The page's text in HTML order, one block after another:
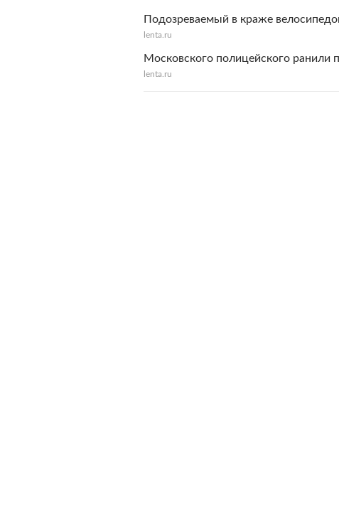
Подозреваемый в краже
lenta.ru
Московского полицейского ранили
lenta.ru